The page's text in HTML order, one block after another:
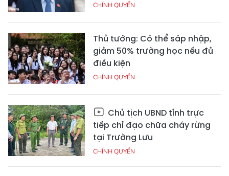
CHÍNH QUYỀN
Thủ tướng: Có thể sáp nhập,
giảm 50% trường học nếu đủ
điều kiện
CHÍNH QUYỀN
Chủ tịch UBND tỉnh trực
tiếp chỉ đạo chữa cháy rừng
tại Trường Lưu
CHÍNH QUYỀN